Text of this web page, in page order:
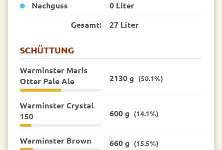
Nachguss
0 Liter
Gesamt:
27 Liter
SCHÜTTUNG
Warminster Maris
Otter Pale Ale
2130 g (50.1%)
Warminster Crystal
150
600 g (14.1%)
Warminster Brown 660 g (15.5%)